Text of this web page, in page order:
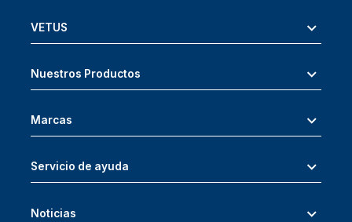
VETUS
Nuestros Productos
Marcas
Servicio de ayuda
Noticias